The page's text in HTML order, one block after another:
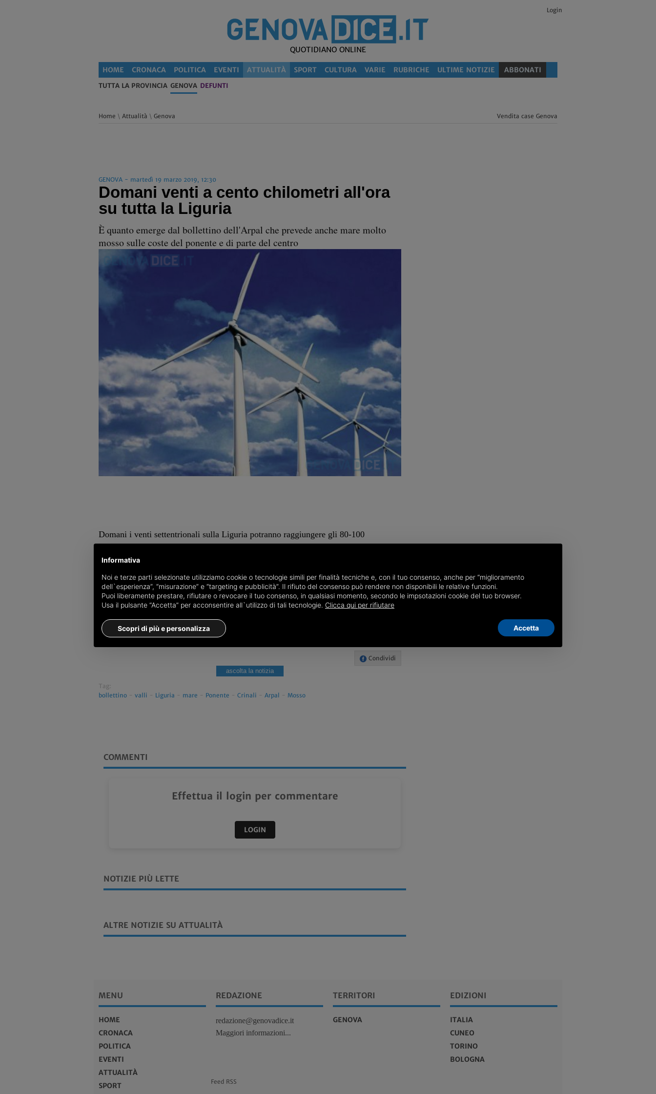
Login
QUOTIDIANO ONLINE
HOME CRONACA POLITICA EVENTI ATTUALITÀ SPORT CULTURA VARIE RUBRICHE ULTIME NOTIZIE ABBONATI
TUTTA LA PROVINCIA GENOVA DEFUNTI
Home \ Attualità \ Genova Vendita case Genova
GENOVA - martedì 19 marzo 2019, 12:30
Domani venti a cento chilometri all'ora
su tutta la Liguria
È quanto emerge dal bollettino dell'Arpal che prevede anche mare molto
mosso sulle coste del ponente e di parte del centro
Domani i venti settentrionali sulla Liguria potranno raggiungere gli 80-100
dell'Arpal che prevede anche mare molto mosso sulle coste del ponente e di parte del
centro. Tali venti settentrionali, tendenti a disporsi da Nord-Est nel corso della
giornata, potranno raggiungere già oggi i 70-90 km/h, in particolare sui crinali.
c.s.
GENOVA
Condividi
ascolta la notizia
Tag:
bollettino - valli - Liguria - mare - Ponente - Crinali - Arpal - Mosso
COMMENTI
Effettua il login per commentare
LOGIN
NOTIZIE PIÙ LETTE
ALTRE NOTIZIE SU ATTUALITÀ
MENU
HOME
CRONACA
POLITICA
EVENTI
ATTUALITÀ
SPORT
REDAZIONE
redazione@genovadice.it
Maggiori informazioni...
TERRITORI
GENOVA
EDIZIONI
ITALIA
CUNEO
TORINO
BOLOGNA
Feed RSS
Informativa
Noi e terze parti selezionate utilizziamo cookie o tecnologie simili per finalità tecniche e, con il tuo consenso, anche per “miglioramento
dell`esperienza”, “misurazione” e “targeting e pubblicità”. Il rifiuto del consenso può rendere non disponibili le relative funzioni.
Puoi liberamente prestare, rifiutare o revocare il tuo consenso, in qualsiasi momento, secondo le impsotazioni cookie del tuo browser.
Usa il pulsante “Accetta” per acconsentire all`utilizzo di tali tecnologie. Clicca qui per rifiutare
Scopri di più e personalizza Accetta